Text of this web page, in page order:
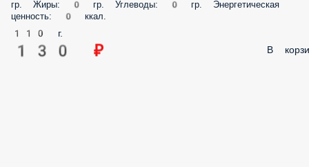
гр. Жиры: 0 гр. Углеводы: 0 гр. Энергетическая
ценность: 0 ккал.
110 г.
130 ₽ В